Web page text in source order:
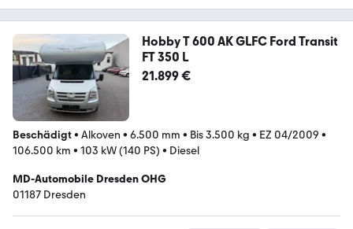
Hobby T 600 AK GLFC Ford Transit
FT 350 L
21.899 €
Beschädigt• Alkoven • 6.500 mm • Bis 3.500 kg • EZ 04/2009 •
106.500 km • 103 kW (140 PS) • Diesel
MD-Automobile Dresden OHG
01187 Dresden